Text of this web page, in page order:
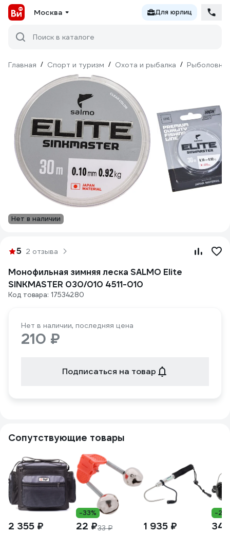
Москва Для юрлиц
Поиск в каталоге
Главная / Спорт и туризм / Охота и рыбалка /
Нет в наличии
5 2 отзыва
Монофильная зимняя леска SALMO Elite
SINKMASTER 030/010 4511-010
Код товара: 17534280
Нет в наличии, последняя цена
210 ₽
Подписаться на товар
Сопутствующие товары
2 355 ₽
-33%
22 ₽33 ₽ 1 935 ₽
-